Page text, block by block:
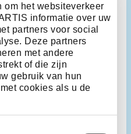
om het websiteverkeer
informatie over uw
partners voor social
Deze partners
met andere
of die zijn
gebruik van hun
cookies als u de
voorwaarden
donatieverzoeken